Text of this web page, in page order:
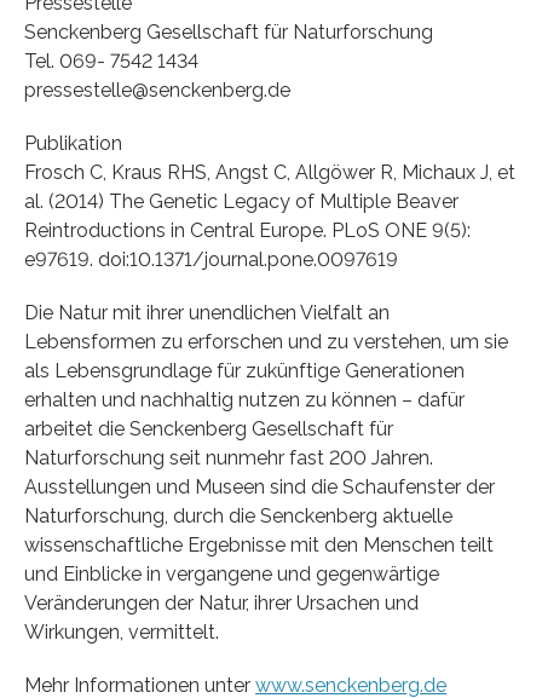
Senckenberg Gesellschaft für Naturforschung
Tel. 069- 7542 1434
pressestelle@senckenberg.de
Publikation
Frosch C, Kraus RHS, Angst C, Allgöwer R, Michaux J, et
al. (2014) The Genetic Legacy of Multiple Beaver
Reintroductions in Central Europe. PLoS ONE 9(5):
e97619. doi:10.1371/journal.pone.0097619
Die Natur mit ihrer unendlichen Vielfalt an
Lebensformen zu erforschen und zu verstehen, um sie
als Lebensgrundlage für zukünftige Generationen
erhalten und nachhaltig nutzen zu können – dafür
arbeitet die Senckenberg Gesellschaft für
Naturforschung seit nunmehr fast 200 Jahren.
Ausstellungen und Museen sind die Schaufenster der
Naturforschung, durch die Senckenberg aktuelle
wissenschaftliche Ergebnisse mit den Menschen teilt
und Einblicke in vergangene und gegenwärtige
Veränderungen der Natur, ihrer Ursachen und
Wirkungen, vermittelt.
Mehr Informationen unter www.senckenberg.de